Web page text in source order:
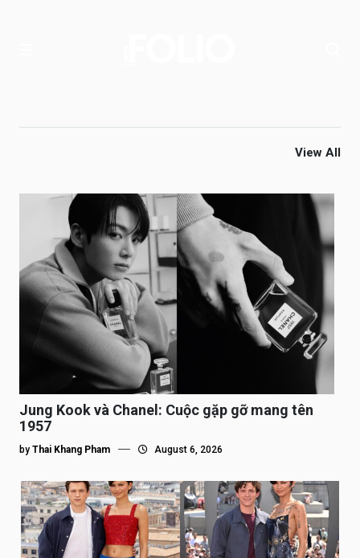
View All
Jung Kook và Chanel: Cuộc gặp gỡ mang tên
1957
by Thai Khang Pham August 6, 2026